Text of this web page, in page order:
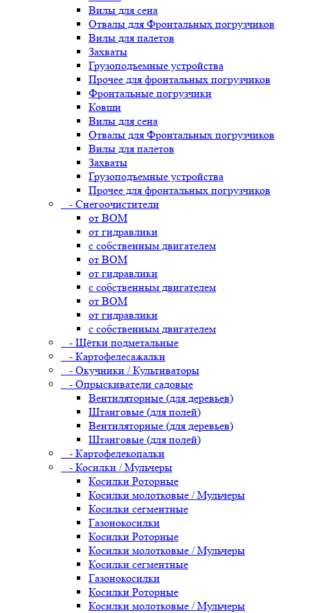
Вилы для сена
Отвалы для Фронтальных погрузчиков
Вилы для палетов
Захваты
Грузоподъемные устройства
Прочее для фронтальных погрузчиков
Фронтальные погрузчики
Ковши
Вилы для сена
Отвалы для Фронтальных погрузчиков
Вилы для палетов
Захваты
Грузоподъемные устройства
Прочее для фронтальных погрузчиков
- Снегоочистители
от ВОМ
от гидравлики
с собственным двигателем
от ВОМ
от гидравлики
с собственным двигателем
от ВОМ
от гидравлики
с собственным двигателем
- Щётки подметальные
- Картофелесажалки
- Окучники / Культиваторы
- Опрыскиватели садовые
Вентиляторные (для деревьев)
Штанговые (для полей)
Вентиляторные (для деревьев)
Штанговые (для полей)
- Картофелекопалки
- Косилки / Мульчеры
Косилки Роторные
Косилки молотковые / Мульчеры
Косилки сегментные
Газонокосилки
Косилки Роторные
Косилки молотковые / Мульчеры
Косилки сегментные
Газонокосилки
Косилки Роторные
Косилки молотковые / Мульчеры